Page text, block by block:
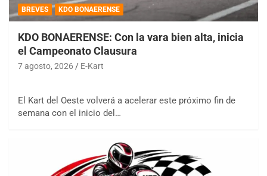
BREVES KDO BONAERENSE
KDO BONAERENSE: Con la vara bien alta, inicia
el Campeonato Clausura
7 agosto, 2026 E-Kart
El Kart del Oeste volverá a acelerar este próximo fin de
semana con el inicio del…